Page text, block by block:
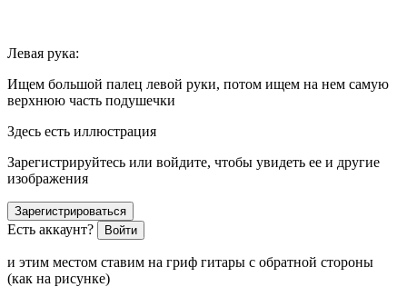
Левая рука:
Ищем большой палец левой руки, потом ищем на нем самую
верхнюю часть подушечки
Здесь есть иллюстрация
Зарегистрируйтесь или войдите, чтобы увидеть ее и другие
изображения
Зарегистрироваться
Есть аккаунт? Войти
и этим местом ставим на гриф гитары с обратной стороны
(как на рисунке)